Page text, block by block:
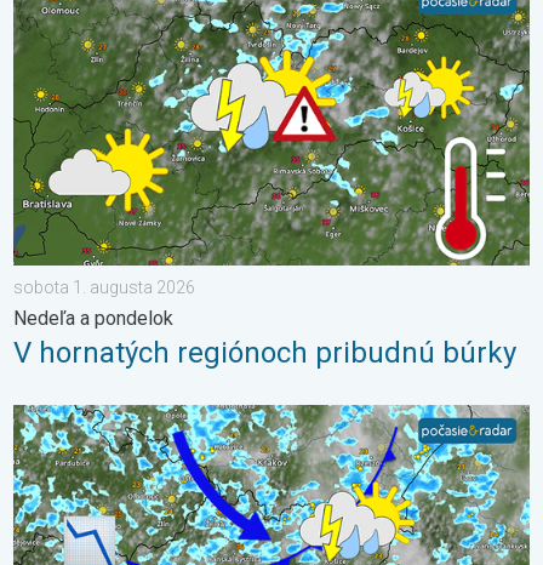
sobota 1. augusta 2026
Nedeľa a pondelok
V hornatých regiónoch pribudnú búrky
Po krátkom oteplení krátke ochladenie. Nedeľa a pondelok. .